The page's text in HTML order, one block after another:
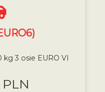
kg 3 osie EURO VI